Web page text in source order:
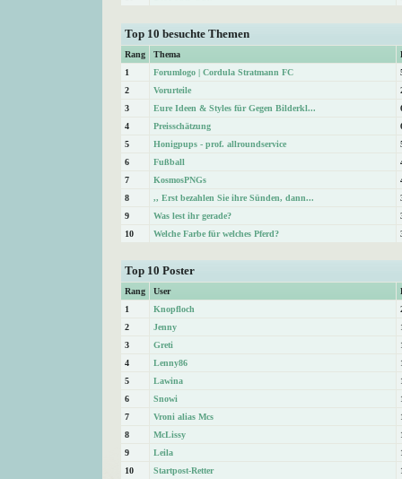
Top 10 besuchte Themen
Rang Thema
1
Forumlogo | Cordula Stratmann FC
2
Vorurteile
3
Eure Ideen & Styles für Gegen Bilderkl...
4
Preisschätzung
5
Honigpups - prof. allroundservice
6
Fußball
7
KosmosPNGs
8
,, Erst bezahlen Sie ihre Sünden, dann...
9
Was lest ihr gerade?
10
Welche Farbe für welches Pferd?
Top 10 Poster
Rang User
1
Knopfloch
2
Jenny
3
Greti
4
Lenny86
5
Lawina
6
Snowi
7
Vroni alias Mcs
8
McLissy
9
Leila
10
Startpost-Retter